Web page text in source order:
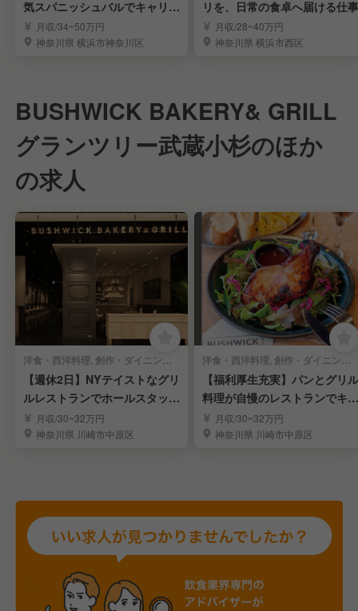
気スパニッシュバルでキャリア
アップ
月収/34~50万円
神奈川県 横浜市神奈川区
リを、日常の食卓へ届ける仕事
月収/28~40万円
神奈川県 横浜市西区
BUSHWICK BAKERY& GRILL
グランツリー武蔵小杉のほか
の求人
洋食・西洋料理, 創作・ダイニングバー | レストランサービス・ホールスタッフ
【週休2日】NYテイストなグリ
ルレストランでホールスタッフ
募集 /武蔵小杉
月収/30~32万円
神奈川県 川崎市中原区
洋食・西洋料理, 創作・ダイニングバー | キッチンスタッフ
【福利厚生充実】パンとグリル
料理が自慢のレストランでキッ
チンスタッフを募集
月収/30~32万円
神奈川県 川崎市中原区